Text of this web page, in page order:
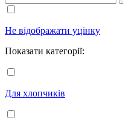
Не відображати уцінку
Показати категорії:
Для хлопчиків